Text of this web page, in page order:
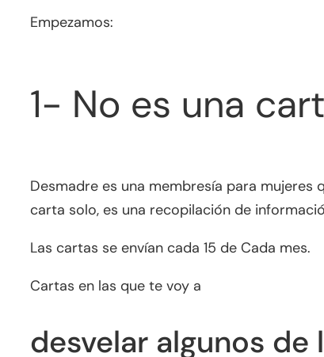
Empezamos:
1- No es una
Desmadre es una membresía para mujeres
carta solo, es una recopilación de
Las cartas se envían cada 15 de Cada mes.
Cartas en las que te voy a
desvelar algunos